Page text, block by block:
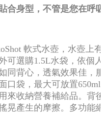
合身型，不管是您在呼吸
軟式水壺，水壺上
可選購1.5L水袋，依個人
同背心，透氣效果佳，服
口袋，最大可放置650ml
來收納營養補給品。背
晃產生的摩擦。多功能網